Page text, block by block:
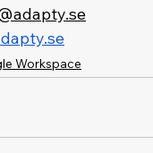
Workspace